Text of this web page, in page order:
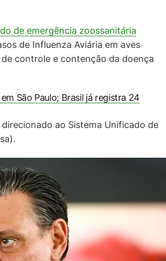
de emergência zoossanitária
de Influenza Aviária em aves
controle e contenção da doença
São Paulo; Brasil já registra 24
ao Sistema Unificado de